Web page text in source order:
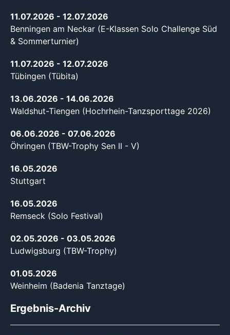
11.07.2026 - 12.07.2026
Benningen am Neckar (E-Klassen Solo Challenge Süd
& Sommerturnier)
11.07.2026 - 12.07.2026
Tübingen (Tübita)
13.06.2026 - 14.06.2026
Waldshut-Tiengen (Hochrhein-Tanzsporttage 2026)
06.06.2026 - 07.06.2026
Öhringen (TBW-Trophy Sen II - V)
16.05.2026
Stuttgart
16.05.2026
Remseck (Solo Festival)
02.05.2026 - 03.05.2026
Ludwigsburg (TBW-Trophy)
01.05.2026
Weinheim (Badenia Tanztage)
Ergebnis-Archiv